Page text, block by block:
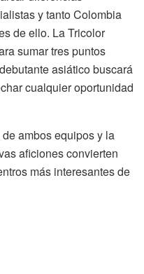
y tanto Colombia
de ello. La Tricolor
sumar tres puntos
asiático buscará
cualquier oportunidad
ambos equipos y la
aficiones convierten
más interesantes de